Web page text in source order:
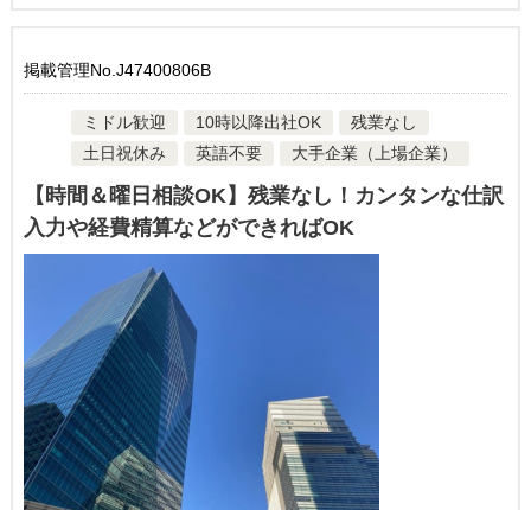
掲載管理No.J47400806B
ミドル歓迎 10時以降出社OK
残業なし
土日祝休み
英語不要 大手企業（上場企業）
【時間＆曜日相談OK】残業なし！カンタンな仕訳
入力や経費精算などができればOK